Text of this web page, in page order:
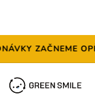
ZAČNEME
obsah